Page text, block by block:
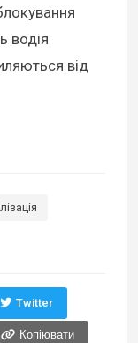
водія
від
Twitter
Копіювати